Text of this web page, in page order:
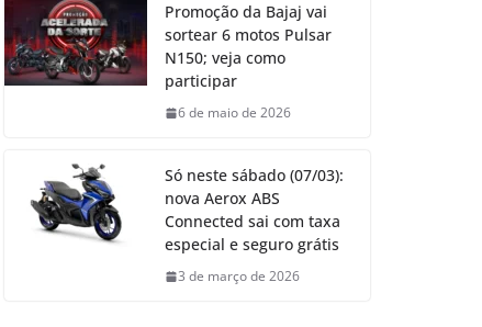
Promoção da Bajaj vai
sortear 6 motos Pulsar
N150; veja como
participar
6 de maio de 2026
Só neste sábado (07/03):
nova Aerox ABS
Connected sai com taxa
especial e seguro grátis
3 de março de 2026